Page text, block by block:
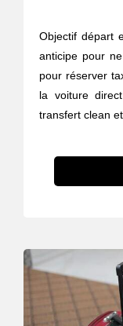
Objectif départ
anticipe pour
pour réserver
la voiture
transfert clean